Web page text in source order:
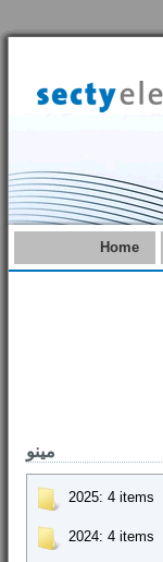
Home
مینو
2025: 4 items
2024: 4 items